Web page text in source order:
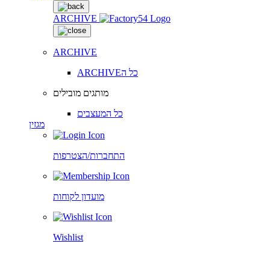
ARCHIVE
ARCHIVE
ARCHIVEכל ה
מותגים מובילים
כל המעצבים
מגזין
התחברות/הצטרפות
מועדון לקוחות
Wishlist